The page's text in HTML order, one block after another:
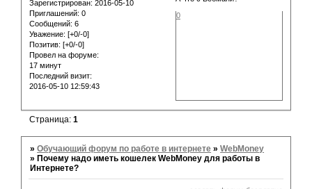
Зарегистрирован: 2016-05-10
Приглашений: 0
Сообщений: 6
Уважение: [+0/-0]
Позитив: [+0/-0]
Провел на форуме:
17 минут
Последний визит:
2016-05-10 12:59:43
0
Страница:1
»Обучающий форум по работе в интернете »WebMoney
» Почему надо иметь кошелек WebMoney для работы в
Интернете?